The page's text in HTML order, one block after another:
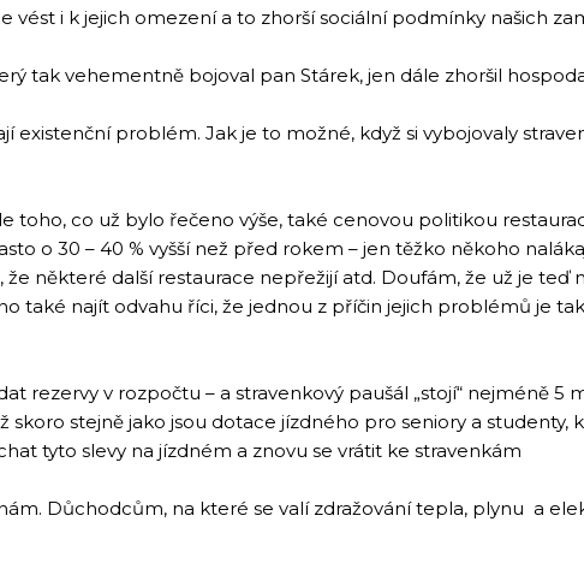
vést i k jejich omezení a to zhorší sociální podmínky našich
tak vehementně bojoval pan Stárek, jen dále zhoršil
existenční problém. Jak je to možné, když si vybojovaly
toho, co už bylo řečeno výše, také cenovou politikou
o 30 – 40 % vyšší než před rokem – jen těžko někoho
některé další restaurace nepřežijí atd. Doufám, že už je teď
také najít odvahu říci, že jednou z příčin jejich problémů je
rezervy v rozpočtu – a stravenkový paušál „stojí“ nejméně 5
skoro stejně jako jsou dotace jízdného pro seniory a studenty,
tyto slevy na jízdném a znovu se vrátit ke stravenkám
Důchodcům, na které se valí zdražování tepla, plynu a